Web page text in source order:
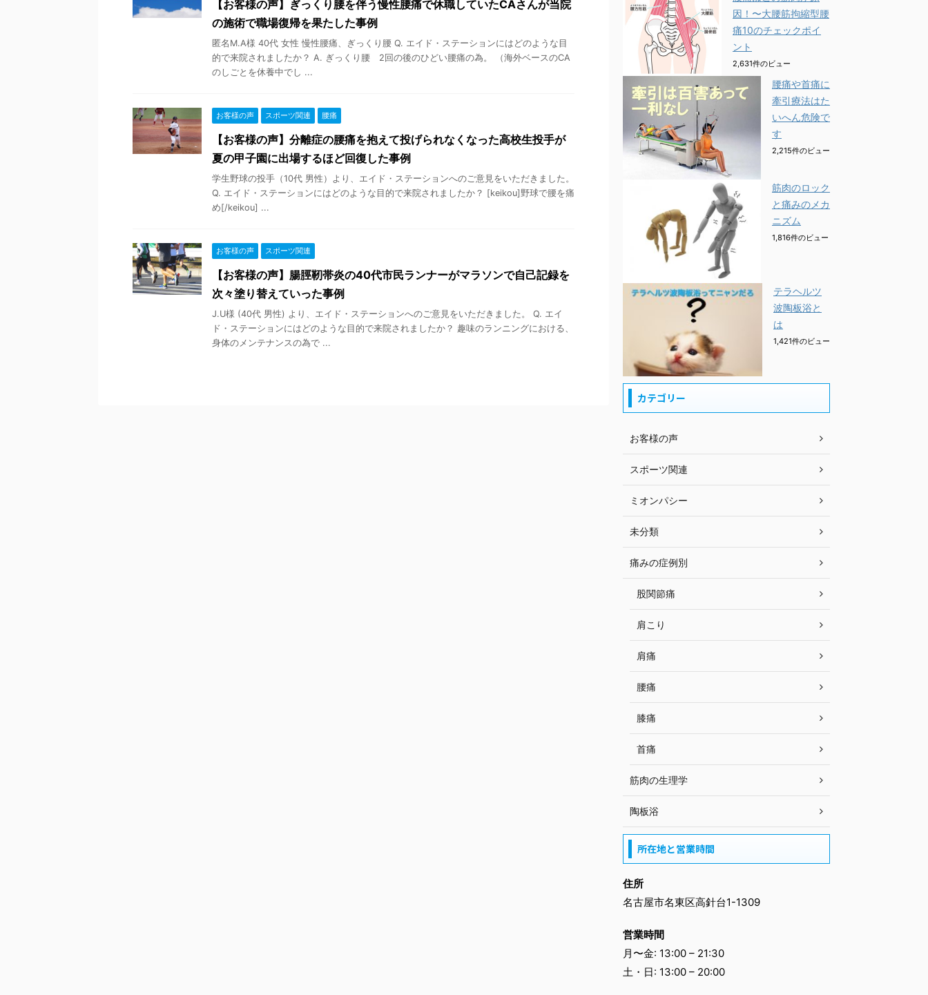
【お客様の声】ぎっくり腰を伴う慢性腰痛で休職していたCAさんが当院
の施術で職場復帰を果たした事例
匿名M.A様 40代 女性 慢性腰痛、ぎっくり腰 Q. エイド・ステーションにはどのような目
的で来院されましたか？ A. ぎっくり腰 2回の後のひどい腰痛の為。 （海外ベースのCA
のしごとを休養中でし ...
お客様の声 スポーツ関連 腰痛
【お客様の声】分離症の腰痛を抱えて投げられなくなった高校生投手が
夏の甲子園に出場するほど回復した事例
学生野球の投手（10代 男性）より、エイド・ステーションへのご意見をいただきました。
Q. エイド・ステーションにはどのような目的で来院されましたか？ [keikou]野球で腰を痛
め[/keikou] ...
お客様の声 スポーツ関連
【お客様の声】腸脛靭帯炎の40代市民ランナーがマラソンで自己記録を
次々塗り替えていった事例
J.U様 (40代 男性) より、エイド・ステーションへのご意見をいただきました。 Q. エイ
ド・ステーションにはどのような目的で来院されましたか？ 趣味のランニングにおける、
身体のメンテナンスの為で ...
因！〜大腰筋拘縮型腰
痛10のチェックポイ
ント
2,631件のビュー
腰痛や首痛に
牽引療法はた
いへん危険で
す
2,215件のビュー
筋肉のロック
と痛みのメカ
ニズム
1,816件のビュー
テラヘルツ
波陶板浴と
は
1,421件のビュー
カテゴリー
お客様の声
スポーツ関連
ミオンパシー
未分類
痛みの症例別
股関節痛
肩こり
肩痛
腰痛
膝痛
首痛
筋肉の生理学
陶板浴
所在地と営業時間
住所
名古屋市名東区高針台1-1309
営業時間
月〜金: 13:00 – 21:30
土・日: 13:00 – 20:00